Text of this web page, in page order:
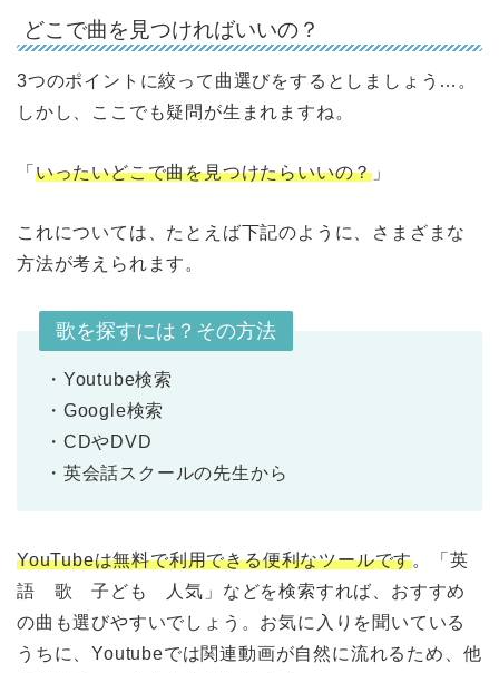
どこで曲を見つければいいの？
3つのポイントに絞って曲選びをするとしましょう…。
しかし、ここでも疑問が生まれますね。
「 いったいどこで曲を見つけたらいいの？ 」
これについては、たとえば下記のように、さまざまな
方法が考えられます。
歌を探すには？その方法
・Youtube検索
・Google検索
・CDやDVD
・英会話スクールの先生から
YouTubeは無料で利用できる便利なツールです。「英
語 歌 子ども 人気」などを検索すれば、おすすめ
の曲も選びやすいでしょう。お気に入りを聞いている
うちに、Youtubeでは関連動画が自然に流れるため、他